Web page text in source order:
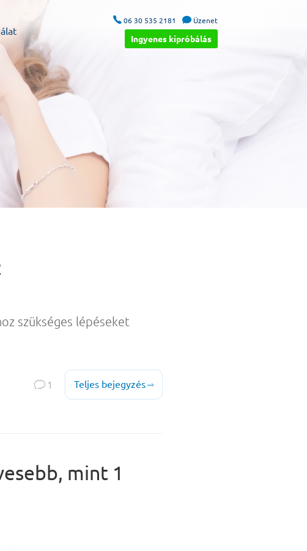
06 30 535 2181  Üzenet
Ingyenes kipróbálás
szükséges lépéseket
 1 Teljes bejegyzés
mint 1